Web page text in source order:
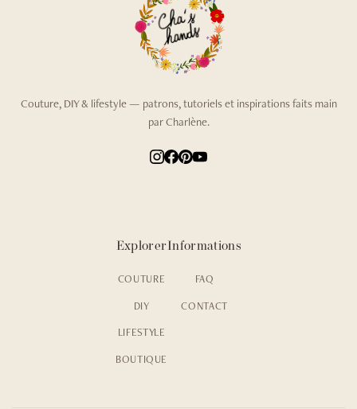
Couture, DIY & lifestyle — patrons, tutoriels et inspirations faits main
par Charlène.
Explorer
COUTURE
DIY
LIFESTYLE
BOUTIQUE
Informations
FAQ
CONTACT